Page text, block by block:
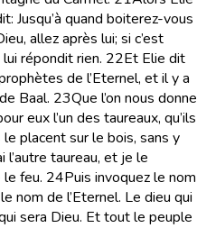
Jusqu’à quand boiterez-vous
allez après lui; si c’est
répondit rien. 22Et Elie dit
de l’Eternel, et il y a
Baal. 23Que l’on nous donne
eux l’un des taureaux, qu’ils
placent sur le bois, sans y
taureau, et je le
feu. 24Puis invoquez le nom
nom de l’Eternel. Le dieu qui
sera Dieu. Et tout le peuple